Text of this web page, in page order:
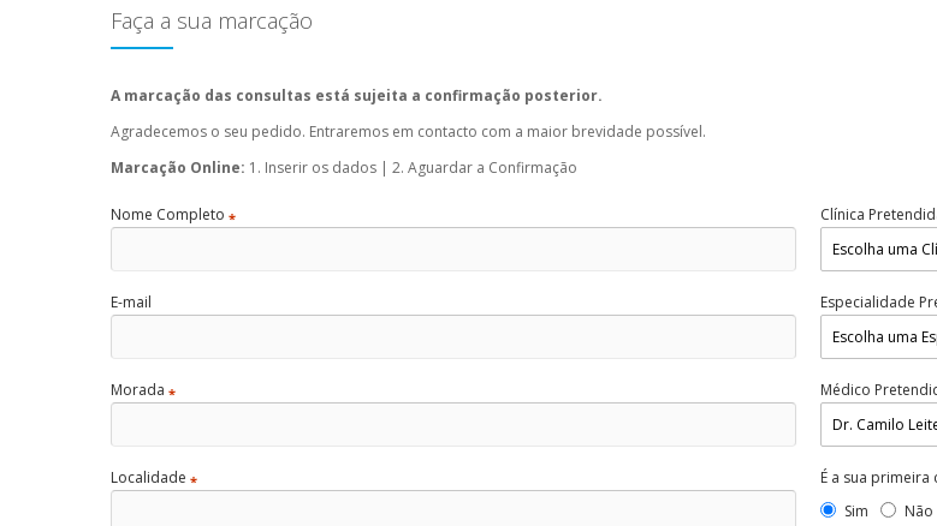
Faça a sua marcação
A marcação das consultas está sujeita a confirmação posterior.
Agradecemos o seu pedido. Entraremos em contacto com a maior brevidade possível.
Marcação Online: 1. Inserir os dados | 2. Aguardar a Confirmação
Nome Completo *
E-mail
Morada *
Localidade *
Clínica
Especialidade
Médico
É a sua primeira
Sim Não